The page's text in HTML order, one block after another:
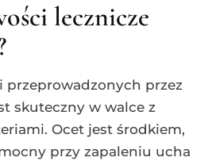
lecznicze
przeprowadzonych przez
skuteczny w walce z
Ocet jest środkiem,
przy zapaleniu ucha